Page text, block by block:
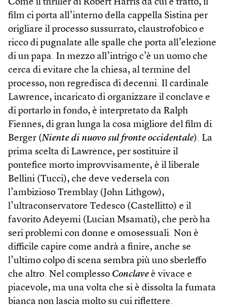
Come il thriller di Robert Harris da cui è tratto, il
film ci porta all’interno della cappella Sistina per
origliare il processo sussurrato, claustrofobico e
ricco di pugnalate alle spalle che porta all’elezione
di un papa. In mezzo all’intrigo c’è un uomo che
cerca di evitare che la chiesa, al termine del
processo, non regredisca di decenni. Il cardinale
Lawrence, incaricato di organizzare il conclave e
di portarlo in fondo, è interpretato da Ralph
Fiennes, di gran lunga la cosa migliore del film di
Berger (Niente di nuovo sul fronte occidentale). La
prima scelta di Lawrence, per sostituire il
pontefice morto improvvisamente, è il liberale
Bellini (Tucci), che deve vedersela con
l’ambizioso Tremblay (John Lithgow),
l’ultraconservatore Tedesco (Castellitto) e il
favorito Adeyemi (Lucian Msamati), che però ha
seri problemi con donne e omosessuali. Non è
difficile capire come andrà a finire, anche se
l’ultimo colpo di scena sembra più uno sberleffo
che altro. Nel complesso Conclave è vivace e
piacevole, ma una volta che si è dissolta la fumata
bianca non lascia molto su cui riflettere.